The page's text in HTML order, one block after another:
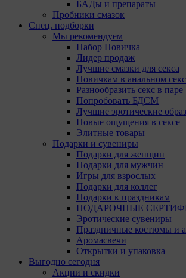
БАДы и препараты
Пробники смазок
Спец. подборки
Мы рекомендуем
Набор Новичка
Лидер продаж
Лучшие смазки для секса
Новичкам в анальном
Разнообразить секс в паре
Попробовать БДСМ
Лучшие эротические
Новые ощущения в сексе
Элитные товары
Подарки и сувениры
Подарки для женщин
Подарки для мужчин
Игры для взрослых
Подарки для коллег
Подарки к праздникам
ПОДАРОЧНЫЕ
Эротические сувениры
Праздничные костюмы и
Аромасвечи
Открытки и упаковка
Выгодно сегодня
Акции и скидки